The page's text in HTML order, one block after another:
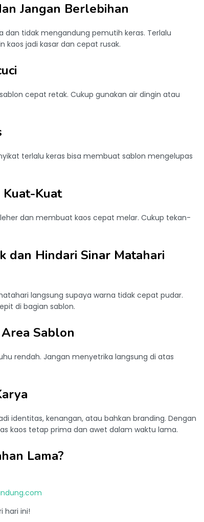
Jangan Berlebihan
dan tidak mengandung pemutih keras. Terlalu
kaos jadi kasar dan cepat rusak.
cepat retak. Cukup gunakan air dingin atau
terlalu keras bisa membuat sablon mengelupas
Kuat-Kuat
dan membuat kaos cepat melar. Cukup tekan-
dan Hindari Sinar Matahari
langsung supaya warna tidak cepat pudar.
di bagian sablon.
Sablon
rendah. Jangan menyetrika langsung di atas
identitas, kenangan, atau bahkan branding. Dengan
kaos tetap prima dan awet dalam waktu lama.
Lama?
hari ini!